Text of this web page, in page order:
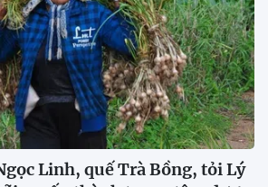
Linh, quế Trà Bồng, tỏi Lý